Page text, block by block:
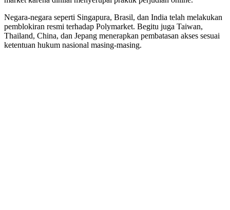
Negara-negara seperti Singapura, Brasil, dan India telah melakukan
pemblokiran resmi terhadap Polymarket. Begitu juga Taiwan,
Thailand, China, dan Jepang menerapkan pembatasan akses sesuai
ketentuan hukum nasional masing-masing.